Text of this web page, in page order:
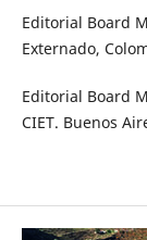
Editorial Board
Externado,
Editorial Board
CIET. Buenos